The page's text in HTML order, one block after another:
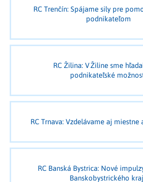
RC Trenčín: Spájame sily pre
podnikateľom
RC Žilina: V Žiline sme
podnikateľské
RC Trnava: Vzdelávame aj miestne
RC Banská Bystrica: Nové
Banskobystrického